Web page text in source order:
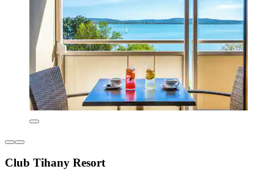
Club Tihany Resort